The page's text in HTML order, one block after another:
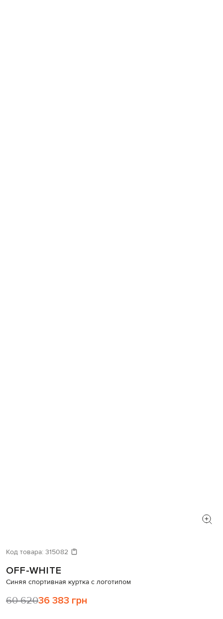
Код товара: 315082
OFF-WHITE
Синяя спортивная куртка с логотипом
60 62036 383 грн